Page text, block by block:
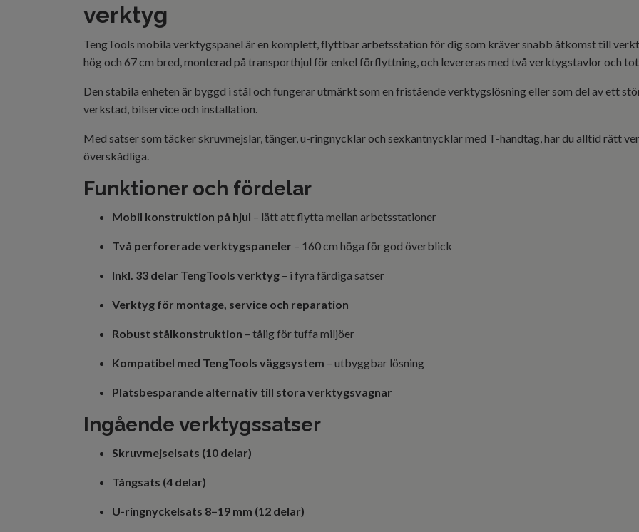
verktyg
TengTools mobila verktygspanel är en komplett, flyttbar arbetsstation för dig som kräver snabb åtkomst till
hög och 67 cm bred, monterad på transporthjul för enkel förflyttning, och levereras med två verktygstavlor och
Den stabila enheten är byggd i stål och fungerar utmärkt som en fristående verktygslösning eller som del av ett
verkstad, bilservice och installation.
Med satser som täcker skruvmejslar, tänger, u-ringnycklar och sexkantnycklar med T-handtag, har du alltid rätt
överskådliga.
Funktioner och fördelar
Mobil konstruktion på hjul – lätt att flytta mellan arbetsstationer
Två perforerade verktygspaneler – 160 cm höga för god överblick
Inkl. 33 delar TengTools verktyg – i fyra färdiga satser
Verktyg för montage, service och reparation
Robust stålkonstruktion – tålig för tuffa miljöer
Kompatibel med TengTools väggsystem – utbyggbar lösning
Platsbesparande alternativ till stora verktygsvagnar
Ingående verktygssatser
Skruvmejselsats (10 delar)
Tångsats (4 delar)
U-ringnyckelsats 8–19 mm (12 delar)